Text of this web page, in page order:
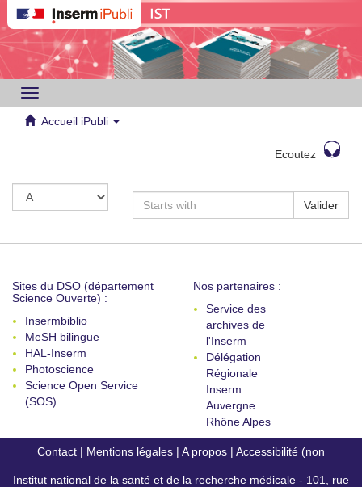
Toggle
navigation
Accueil iPubli
Ecoutez
Valider
Sites du DSO (département
Science Ouverte) :
Insermbiblio
MeSH bilingue
HAL-Inserm
Photoscience
Science Open Service
(SOS)
Nos partenaires :
Service des
archives de
l'Inserm
Délégation
Régionale
Inserm
Auvergne
Rhône Alpes
Contact | Mentions légales | A propos | Accessibilité (non
conforme)
Institut national de la santé et de la recherche médicale - 101, rue